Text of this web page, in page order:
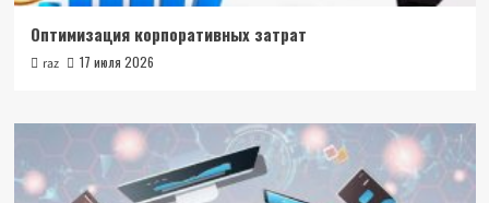
Оптимизация корпоративных затрат
raz 17 июля 2026